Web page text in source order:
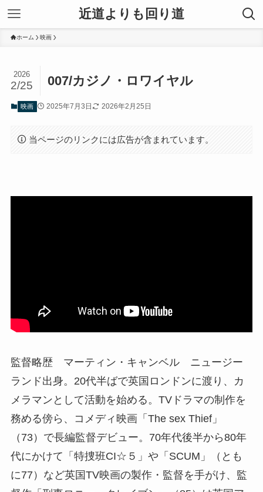
近道よりも回り道
ホーム 映画
007/カジノ・ロワイヤル
2026
2/25
映画 2025年7月3日 2026年2月25日
当ページのリンクには広告が含まれています。
監督略歴 マーティン・キャンベル ニュージー
ランド出身。20代半ばで英国ロンドンに渡り、カ
メラマンとして活動を始める。TVドラマの制作を
務める傍ら、コメディ映画「The sex Thief」
（73）で長編監督デビュー。70年代後半から80年
代にかけて「特捜班CI☆５」や「SCUM」（とも
に77）など英国TV映画の製作・監督を手がけ、監